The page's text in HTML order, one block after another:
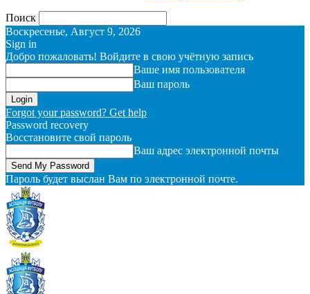
Поиск
Воскресенье, Август 9, 2026
Sign in
Добро пожаловать! Войдите в свою учётную запись
Ваше имя пользователя
Ваш пароль
Forgot your password? Get help
Password recovery
Восстановите свой пароль
Ваш адрес электронной почты
Пароль будет выслан Вам по электронной почте.